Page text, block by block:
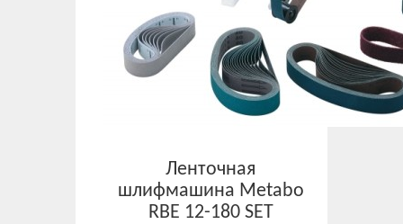
Ленточная
шлифмашина Metabo
RBE 12-180 SET